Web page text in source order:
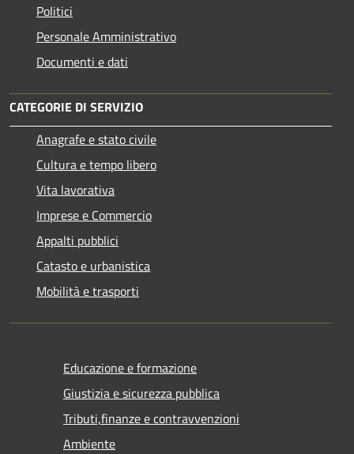
Politici
Personale Amministrativo
Documenti e dati
CATEGORIE DI SERVIZIO
Anagrafe e stato civile
Cultura e tempo libero
Vita lavorativa
Imprese e Commercio
Appalti pubblici
Catasto e urbanistica
Mobilità e trasporti
Educazione e formazione
Giustizia e sicurezza pubblica
Tributi,finanze e contravvenzioni
Ambiente